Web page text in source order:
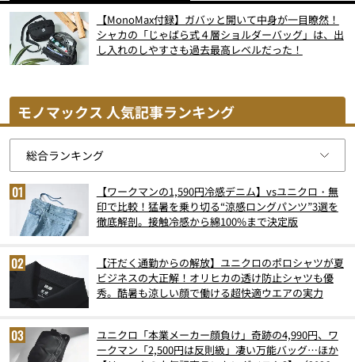
【MonoMax付録】ガバッと開いて中身が一目瞭然！
シャカの「じゃばら式４層ショルダーバッグ」は、出
し入れのしやすさも過去最高レベルだった！
モノマックス 人気記事ランキング
【ワークマンの1,590円冷感デニム】vsユニクロ・無
印で比較！猛暑を乗り切る“涼感ロングパンツ”3選を
徹底解剖。接触冷感から綿100%まで決定版
【汗だく通勤からの解放】ユニクロのポロシャツが夏
ビジネスの大正解！オリヒカの透け防止シャツも優
秀。酷暑も涼しい顔で働ける超快適ウエアの実力
ユニクロ「本業メーカー顔負け」奇跡の4,990円、ワ
ークマン「2,500円は反則級」凄い万能バッグ…ほか